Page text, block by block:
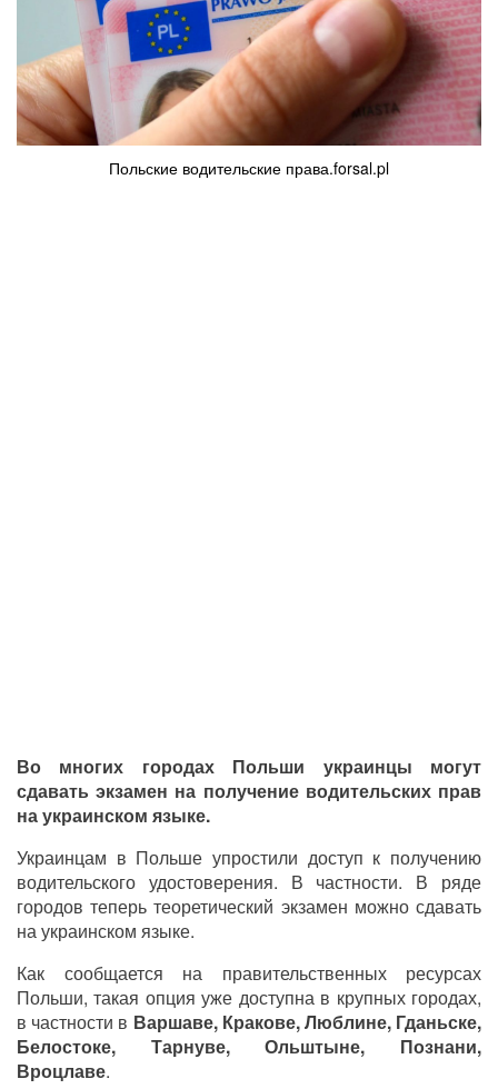
Польские водительские права.forsal.pl
Во многих городах Польши украинцы могут
сдавать экзамен на получение водительских прав
на украинском языке.
Украинцам в Польше упростили доступ к получению
водительского удостоверения. В частности. В ряде
городов теперь теоретический экзамен можно сдавать
на украинском языке.
Как сообщается на правительственных ресурсах
Польши, такая опция уже доступна в крупных городах,
в частности в Варшаве, Кракове, Люблине, Гданьске,
Белостоке, Тарнуве, Ольштыне, Познани,
Вроцлаве.